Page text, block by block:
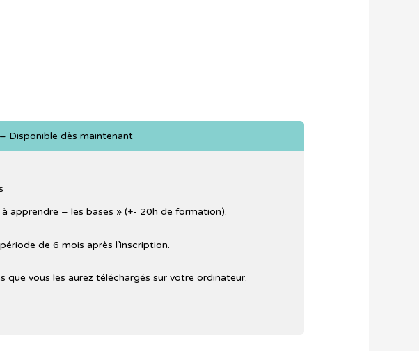
Disponible dès maintenant
apprendre – les bases » (+- 20h de formation).
de 6 mois après l’inscription.
vous les aurez téléchargés sur votre ordinateur.